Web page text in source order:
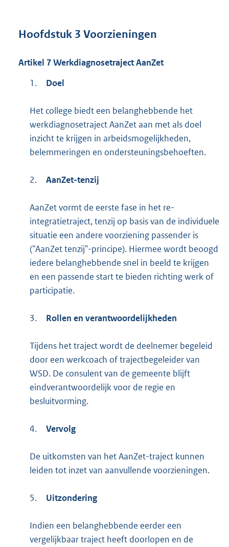
Hoofdstuk 3 Voorzieningen
Artikel 7Werkdiagnosetraject AanZet
1.
Doel
Het college biedt een belanghebbende het
werkdiagnosetraject AanZet aan met als doel
inzicht te krijgen in arbeidsmogelijkheden,
belemmeringen en ondersteuningsbehoeften.
2. AanZet-tenzij
AanZet vormt de eerste fase in het re-
integratietraject, tenzij op basis van de individuele
situatie een andere voorziening passender is
("AanZet tenzij"-principe). Hiermee wordt beoogd
iedere belanghebbende snel in beeld te krijgen
en een passende start te bieden richting werk of
participatie.
3. Rollen en verantwoordelijkheden
Tijdens het traject wordt de deelnemer begeleid
door een werkcoach of trajectbegeleider van
WSD. De consulent van de gemeente blijft
eindverantwoordelijk voor de regie en
besluitvorming.
4. Vervolg
De uitkomsten van het AanZet-traject kunnen
leiden tot inzet van aanvullende voorzieningen.
5. Uitzondering
Indien een belanghebbende eerder een
vergelijkbaar traject heeft doorlopen en de